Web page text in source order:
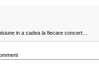
in a cadea la fiecare concert…